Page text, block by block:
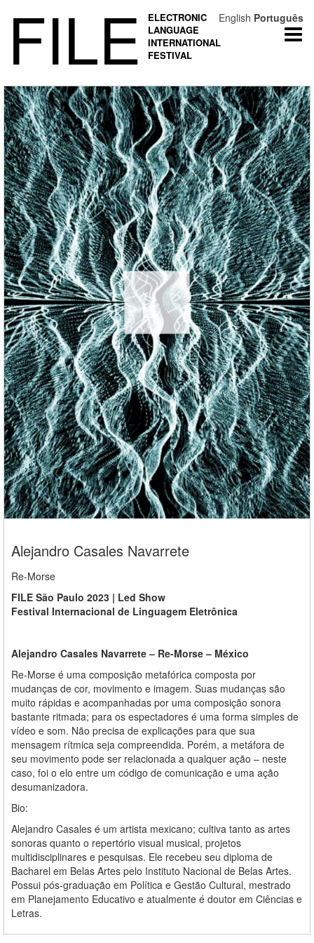
FILE
ELECTRONIC
LANGUAGE
INTERNATIONAL
FESTIVAL
Alejandro Casales Navarrete
Re-Morse
FILE São Paulo 2023 | Led Show
Festival Internacional de Linguagem Eletrônica
Alejandro Casales Navarrete – Re-Morse – México
Re-Morse é uma composição metafórica composta por
mudanças de cor, movimento e imagem. Suas mudanças são
muito rápidas e acompanhadas por uma composição sonora
bastante ritmada; para os espectadores é uma forma simples de
vídeo e som. Não precisa de explicações para que sua
mensagem rítmica seja compreendida. Porém, a metáfora de
seu movimento pode ser relacionada a qualquer ação – neste
caso, foi o elo entre um código de comunicação e uma ação
desumanizadora.
Bio:
Alejandro Casales é um artista mexicano; cultiva tanto as artes
sonoras quanto o repertório visual musical, projetos
multidisciplinares e pesquisas. Ele recebeu seu diploma de
Bacharel em Belas Artes pelo Instituto Nacional de Belas Artes.
Possui pós-graduação em Política e Gestão Cultural, mestrado
em Planejamento Educativo e atualmente é doutor em Ciências e
Letras.
English Português